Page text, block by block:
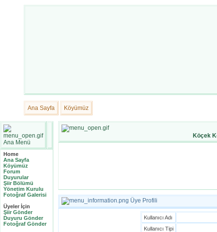
Ana Sayfa Köyümüz
Ana Menü
Home
Ana Sayfa
Köyümüz
Forum
Duyurular
Şiir Bölümü
Yönetim Kurulu
Fotoğraf Galerisi
Üyeler İçin
Şiir Gönder
Duyuru Gönder
Fotoğraf Gönder
Köçek
Üye Profili
Kullanıcı Adı
Kullanıcı Tipi